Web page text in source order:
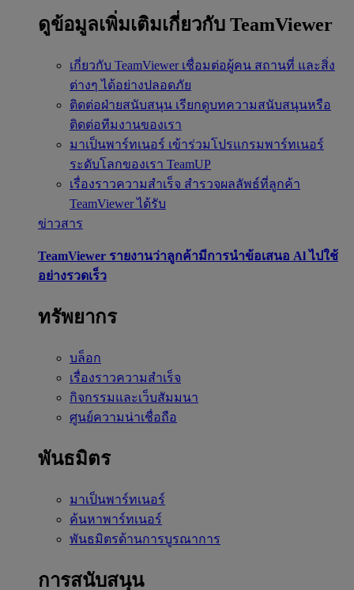
ดูข้อมูลเพิ่มเติมเกี่ยวกับ TeamViewer
เกี่ยวกับ TeamViewer เชื่อมต่อผู้คน สถานที่ และสิ่ง
ต่างๆ ได้อย่างปลอดภัย
ติดต่อฝ่ายสนับสนุน เรียกดูบทความสนับสนุนหรือ
ติดต่อทีมงานของเรา
มาเป็นพาร์ทเนอร์ เข้าร่วมโปรแกรมพาร์ทเนอร์
ระดับโลกของเรา TeamUP
เรื่องราวความสำเร็จ สำรวจผลลัพธ์ที่ลูกค้า
TeamViewer ได้รับ
ข่าวสาร
TeamViewer รายงานว่าลูกค้ามีการนำข้อเสนอ Al ไปใช้
อย่างรวดเร็ว
ทรัพยากร
บล็อก
เรื่องราวความสำเร็จ
กิจกรรมและเว็บสัมมนา
ศูนย์ความน่าเชื่อถือ
พันธมิตร
มาเป็นพาร์ทเนอร์
ค้นหาพาร์ทเนอร์
พันธมิตรด้านการบูรณาการ
การสนับสนุน